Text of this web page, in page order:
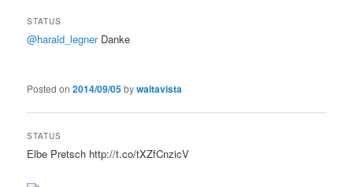
STATUS
@harald_legnerDanke
Posted on2014/09/05bywaltavista
STATUS
Elbe Pretsch http://t.co/tXZfCnzicV